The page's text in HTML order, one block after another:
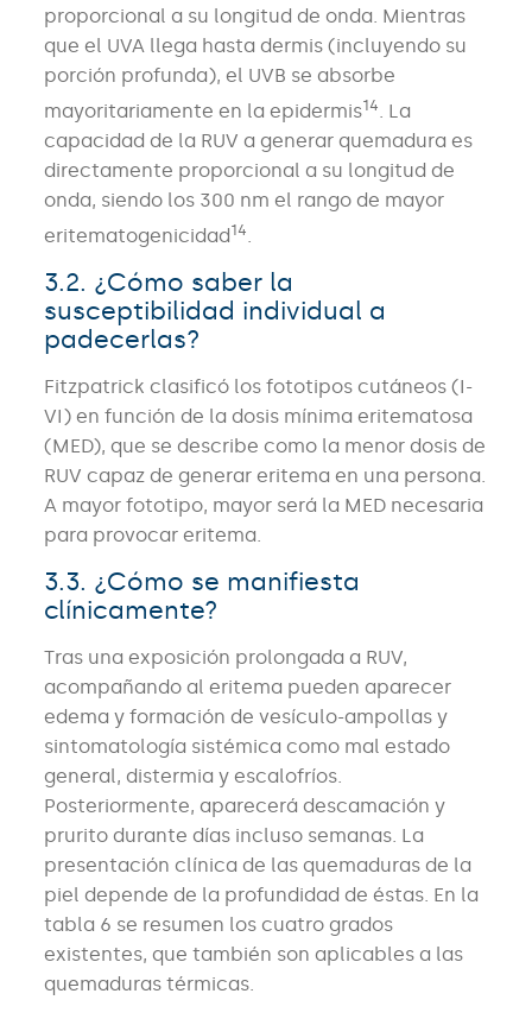
proporcional a su longitud de onda. Mientras
que el UVA llega hasta dermis (incluyendo su
porción profunda), el UVB se absorbe
mayoritariamente en la epidermis14. La
capacidad de la RUV a generar quemadura es
directamente proporcional a su longitud de
onda, siendo los 300 nm el rango de mayor
eritematogenicidad14.
3.2. ¿Cómo saber la
susceptibilidad individual a
padecerlas?
Fitzpatrick clasificó los fototipos cutáneos (I-
VI) en función de la dosis mínima eritematosa
(MED), que se describe como la menor dosis de
RUV capaz de generar eritema en una persona.
A mayor fototipo, mayor será la MED necesaria
para provocar eritema.
3.3. ¿Cómo se manifiesta
clínicamente?
Tras una exposición prolongada a RUV,
acompañando al eritema pueden aparecer
edema y formación de vesículo-ampollas y
sintomatología sistémica como mal estado
general, distermia y escalofríos.
Posteriormente, aparecerá descamación y
prurito durante días incluso semanas. La
presentación clínica de las quemaduras de la
piel depende de la profundidad de éstas. En la
tabla 6 se resumen los cuatro grados
existentes, que también son aplicables a las
quemaduras térmicas.